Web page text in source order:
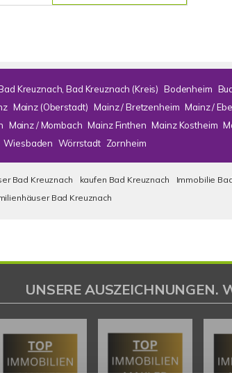
Kreuznach, Bad Kreuznach (Kreis) Bodenheim
Mainz (Oberstadt) Mainz / Bretzenheim Mainz /
Mainz / Mombach Mainz Finthen Mainz Kostheim
Wiesbaden Wörrstadt Zornheim
Bad Kreuznach kaufen Bad Kreuznach Immobilie
Bad Kreuznach
UNSERE AUSZEICHNUNGEN.